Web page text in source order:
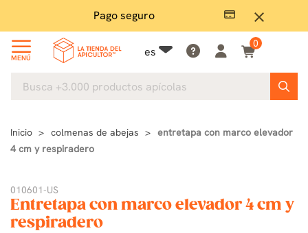
close
Pago seguro
MENÚ es
0
Inicio colmenas de abejas
entretapa con marco elevador
4 cm y respiradero
010601-US
Entretapa con marco elevador 4 cm y
respiradero